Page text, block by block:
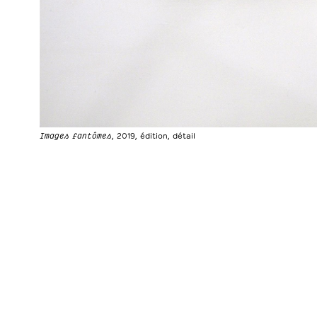
Images fantômes, 2019, édition, détail